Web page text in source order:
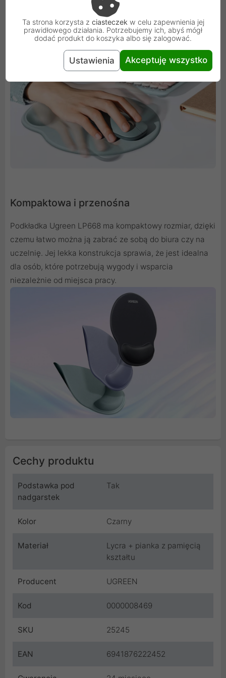
Pomaga to zmniejszyć napięcie i zmęczenie podczas
korzystania z myszy, co jest szczególnie ważne dla osób
spędzających wiele godzin przed komputerem.
Kompaktowa i przenośna
Podkładka Ugreen LP668 ma kompaktowy rozmiar, dzięki
czemu łatwo można ją zabrać ze sobą do biura czy na
uczelnię. Jej lekka konstrukcja sprawia, że jest idealna
dla osób, które potrzebują wygody i wsparcia
niezależnie od miejsca pracy.
Cechy produktu
Podstawka pod
nadgarstek
Tak
Kolor Czarny
Materiał
Lycra + pianka z pamięcią
kształtu
Producent UGREEN
Kod 0000008469
SKU 25245
EAN 6941876222452
Ta strona korzysta z ciasteczek w celu zapewnienia jej
prawidłowego działania. Potrzebujemy ich, abyś mógł
dodać produkt do koszyka albo się zalogować.
Ustawienia Akceptuję wszystko